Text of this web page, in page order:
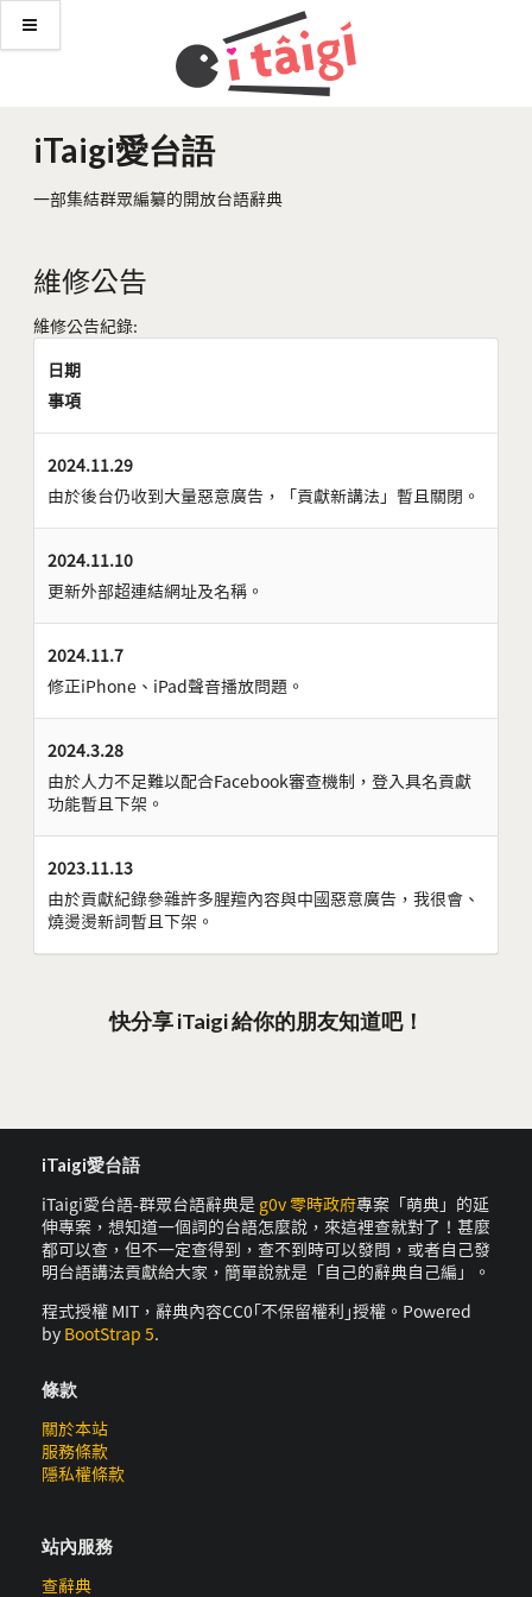
iTaigi愛台語
一部集結群眾編纂的開放台語辭典
維修公告
維修公告紀錄:
日期
事項
2024.11.29
由於後台仍收到大量惡意廣告，「貢獻新講法」暫且關閉。
2024.11.10
更新外部超連結網址及名稱。
2024.11.7
修正iPhone、iPad聲音播放問題。
2024.3.28
由於人力不足難以配合Facebook審查機制，登入具名貢獻
功能暫且下架。
2023.11.13
由於貢獻紀錄參雜許多腥羶內容與中國惡意廣告，我很會、
燒燙燙新詞暫且下架。
快分享 iTaigi 給你的朋友知道吧！
iTaigi愛台語
iTaigi愛台語-群眾台語辭典是 g0v 零時政府專案「萌典」的延
伸專案，想知道一個詞的台語怎麼說，來這裡查就對了！甚麼
都可以查，但不一定查得到，查不到時可以發問，或者自己發
明台語講法貢獻給大家，簡單說就是「自己的辭典自己編」。
程式授權 MIT，辭典內容CC0｢不保留權利｣授權。Powered
by BootStrap 5.
條款
關於本站
服務條款
隱私權條款
站內服務
查辭典